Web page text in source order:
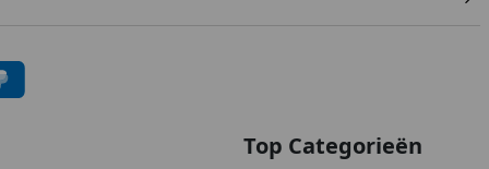
Top Categorieën